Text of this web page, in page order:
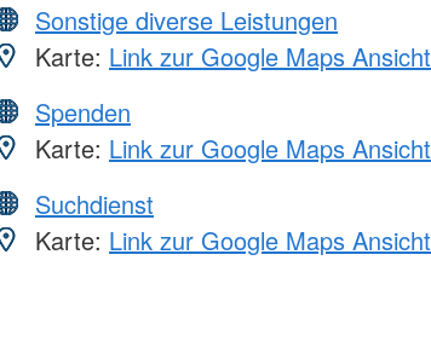
Sonstige diverse Leistungen
Karte: Link zur Google Maps Ansicht
Spenden
Karte: Link zur Google Maps Ansicht
Suchdienst
Karte: Link zur Google Maps Ansicht